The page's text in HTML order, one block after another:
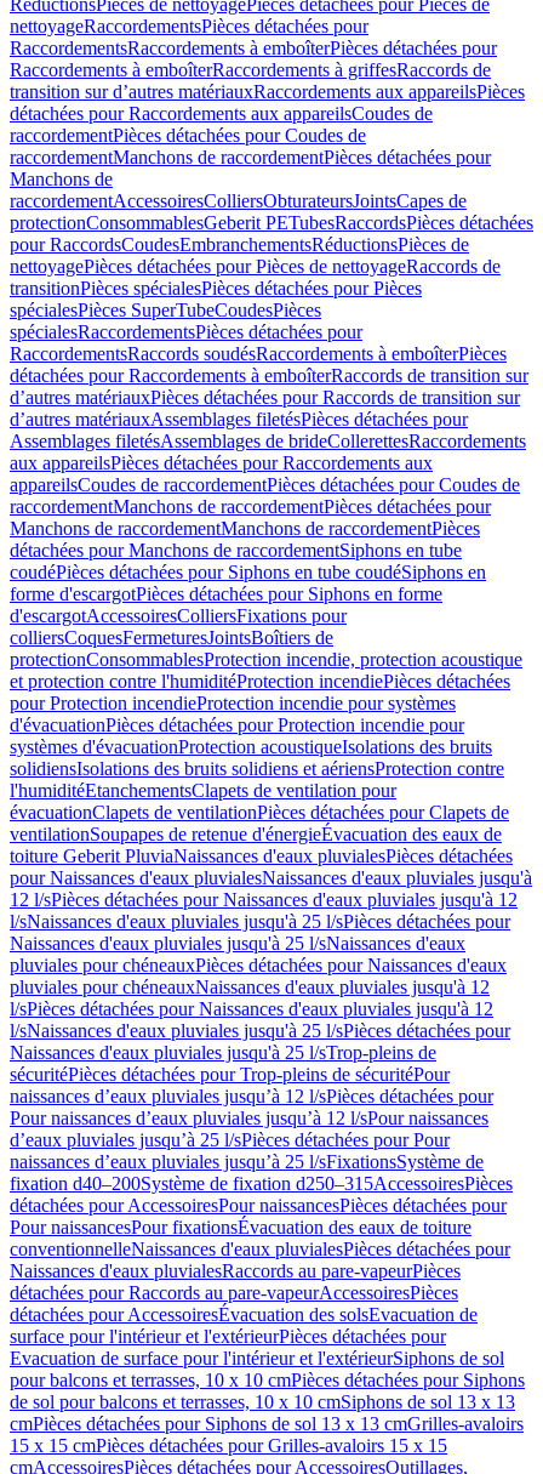
RéductionsPièces de nettoyagePièces détachées pour Pièces de
nettoyageRaccordementsPièces détachées pour
RaccordementsRaccordements à emboîterPièces détachées pour
Raccordements à emboîterRaccordements à griffesRaccords de
transition sur d’autres matériauxRaccordements aux appareilsPièces
détachées pour Raccordements aux appareilsCoudes de
raccordementPièces détachées pour Coudes de
raccordementManchons de raccordementPièces détachées pour
Manchons de
raccordementAccessoiresColliersObturateursJointsCapes de
protectionConsommablesGeberit PETubesRaccordsPièces détachées
pour RaccordsCoudesEmbranchementsRéductionsPièces de
nettoyagePièces détachées pour Pièces de nettoyageRaccords de
transitionPièces spécialesPièces détachées pour Pièces
spécialesPièces SuperTubeCoudesPièces
spécialesRaccordementsPièces détachées pour
RaccordementsRaccords soudésRaccordements à emboîterPièces
détachées pour Raccordements à emboîterRaccords de transition sur
d’autres matériauxPièces détachées pour Raccords de transition sur
d’autres matériauxAssemblages filetésPièces détachées pour
Assemblages filetésAssemblages de brideCollerettesRaccordements
aux appareilsPièces détachées pour Raccordements aux
appareilsCoudes de raccordementPièces détachées pour Coudes de
raccordementManchons de raccordementPièces détachées pour
Manchons de raccordementManchons de raccordementPièces
détachées pour Manchons de raccordementSiphons en tube
coudéPièces détachées pour Siphons en tube coudéSiphons en
forme d'escargotPièces détachées pour Siphons en forme
d'escargotAccessoiresColliersFixations pour
colliersCoquesFermeturesJointsBoîtiers de
protectionConsommablesProtection incendie, protection acoustique
et protection contre l'humiditéProtection incendiePièces détachées
pour Protection incendieProtection incendie pour systèmes
d'évacuationPièces détachées pour Protection incendie pour
systèmes d'évacuationProtection acoustiqueIsolations des bruits
solidiensIsolations des bruits solidiens et aériensProtection contre
l'humiditéEtanchementsClapets de ventilation pour
évacuationClapets de ventilationPièces détachées pour Clapets de
ventilationSoupapes de retenue d'énergieÉvacuation des eaux de
toiture Geberit PluviaNaissances d'eaux pluvialesPièces détachées
pour Naissances d'eaux pluvialesNaissances d'eaux pluviales jusqu'à
12 l/sPièces détachées pour Naissances d'eaux pluviales jusqu'à 12
l/sNaissances d'eaux pluviales jusqu'à 25 l/sPièces détachées pour
Naissances d'eaux pluviales jusqu'à 25 l/sNaissances d'eaux
pluviales pour chéneauxPièces détachées pour Naissances d'eaux
pluviales pour chéneauxNaissances d'eaux pluviales jusqu'à 12
l/sPièces détachées pour Naissances d'eaux pluviales jusqu'à 12
l/sNaissances d'eaux pluviales jusqu'à 25 l/sPièces détachées pour
Naissances d'eaux pluviales jusqu'à 25 l/sTrop-pleins de
sécuritéPièces détachées pour Trop-pleins de sécuritéPour
naissances d’eaux pluviales jusqu’à 12 l/sPièces détachées pour
Pour naissances d’eaux pluviales jusqu’à 12 l/sPour naissances
d’eaux pluviales jusqu’à 25 l/sPièces détachées pour Pour
naissances d’eaux pluviales jusqu’à 25 l/sFixationsSystème de
fixation d40–200Système de fixation d250–315AccessoiresPièces
détachées pour AccessoiresPour naissancesPièces détachées pour
Pour naissancesPour fixationsÉvacuation des eaux de toiture
conventionnelleNaissances d'eaux pluvialesPièces détachées pour
Naissances d'eaux pluvialesRaccords au pare-vapeurPièces
détachées pour Raccords au pare-vapeurAccessoiresPièces
détachées pour AccessoiresÉvacuation des solsEvacuation de
surface pour l'intérieur et l'extérieurPièces détachées pour
Evacuation de surface pour l'intérieur et l'extérieurSiphons de sol
pour balcons et terrasses, 10 x 10 cmPièces détachées pour Siphons
de sol pour balcons et terrasses, 10 x 10 cmSiphons de sol 13 x 13
cmPièces détachées pour Siphons de sol 13 x 13 cmGrilles-avaloirs
15 x 15 cmPièces détachées pour Grilles-avaloirs 15 x 15
cmAccessoiresPièces détachées pour AccessoiresOutillages,